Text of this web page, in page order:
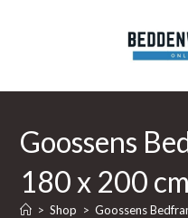
Goossens
180 x 200 cm
> Shop > Goossens